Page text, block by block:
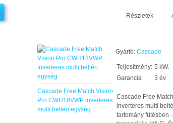
Részletek
Cascade Free Match Vision
Pro CWH18VWP inverteres
multi beltéri egység
Gyártó: Cascade
Teljesítmény: 5 kW.
Garancia
3 év
Cascade Free
inverteres multi
tartomány fűtésben